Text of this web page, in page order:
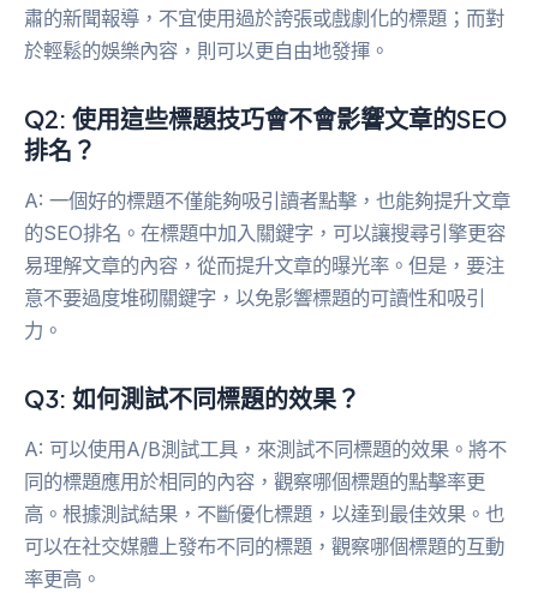
肅的新聞報導，不宜使用過於誇張或戲劇化的標題；而對
於輕鬆的娛樂內容，則可以更自由地發揮。
Q2: 使用這些標題技巧會不會影響文章的SEO
排名？
A: 一個好的標題不僅能夠吸引讀者點擊，也能夠提升文章
的SEO排名。在標題中加入關鍵字，可以讓搜尋引擎更容
易理解文章的內容，從而提升文章的曝光率。但是，要注
意不要過度堆砌關鍵字，以免影響標題的可讀性和吸引
力。
Q3: 如何測試不同標題的效果？
A: 可以使用A/B測試工具，來測試不同標題的效果。將不
同的標題應用於相同的內容，觀察哪個標題的點擊率更
高。根據測試結果，不斷優化標題，以達到最佳效果。也
可以在社交媒體上發布不同的標題，觀察哪個標題的互動
率更高。